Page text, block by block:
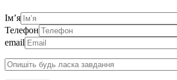
Ім’я
Телефон
email